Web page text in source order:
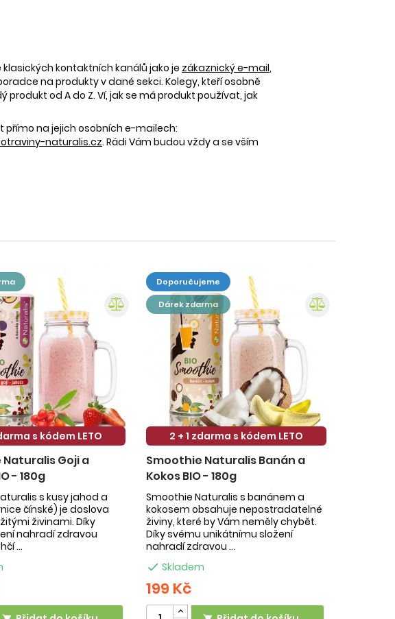
kontaktních kanálů jako je zákaznický e-mail,
na produkty v dané sekci. Kolegy, kteří osobně
od A do Z. Ví, jak se má produkt používat, jak
přímo na jejich osobních e-mailech:
naturalis.cz. Rádi Vám budou vždy a se vším
s kódem LETO
Goji a
- 180g
s kusy jahod a
čínské) je doslova
živinami. Díky
nahradí zdravou
...
doporučujeme
dárek zdarma
2 + 1 zdarma s kódem LETO
Smoothie Naturalis Banán a
Kokos BIO - 180g
Smoothie Naturalis s banánem a
kokosem obsahuje nepostradatelné
živiny, které by Vám neměly chybět.
Díky svému unikátnímu složení
nahradí zdravou ...
 Skladem
199 Kč